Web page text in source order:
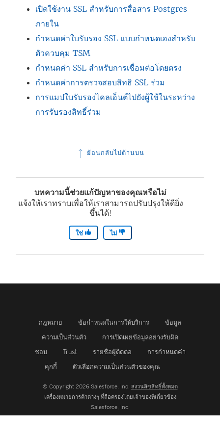
เปิดใช้งาน SSL สำหรับการสื่อสาร Postgres
ภายใน
กำหนดค่าใบรับรอง SSL แบบกำหนดเองสำหรับ
ตัวควบคุม TSM
กำหนดค่า SSL สำหรับการเชื่อมต่อโดยตรง
กำหนดค่าการตรวจสอบสิทธิ SSL ร่วม
การแมปใบรับรองไคลเอ็นต์ไปยังผู้ใช้ในระหว่าง
การรับรองสิทธิ์ร่วม
ย้อนกลับไปด้านบน
บทความนี้ช่วยแก้ปัญหาของคุณหรือไม่
แจ้งให้เราทราบเพื่อให้เราสามารถปรับปรุงให้ดียิ่ง
ขึ้นได้!
ใช่ ไม่
กฎหมาย ข้อกำหนดในการให้บริการ
ข้อมูล
ความเป็นส่วนตัว
การเปิดเผยข้อมูลอย่างรับผิด
ชอบ
Trust รายชื่อผู้ติดต่อ
การกำหนดค่า
คุกกี้
ตัวเลือกความเป็นส่วนตัวของคุณ
© Copyright 2026 Salesforce, Inc. สงวนลิขสิทธิ์ทั้งหมด
เครื่องหมายการค้าต่างๆ ที่ถือครองโดยเจ้าของที่เกี่ยวข้อง
Salesforce, Inc.